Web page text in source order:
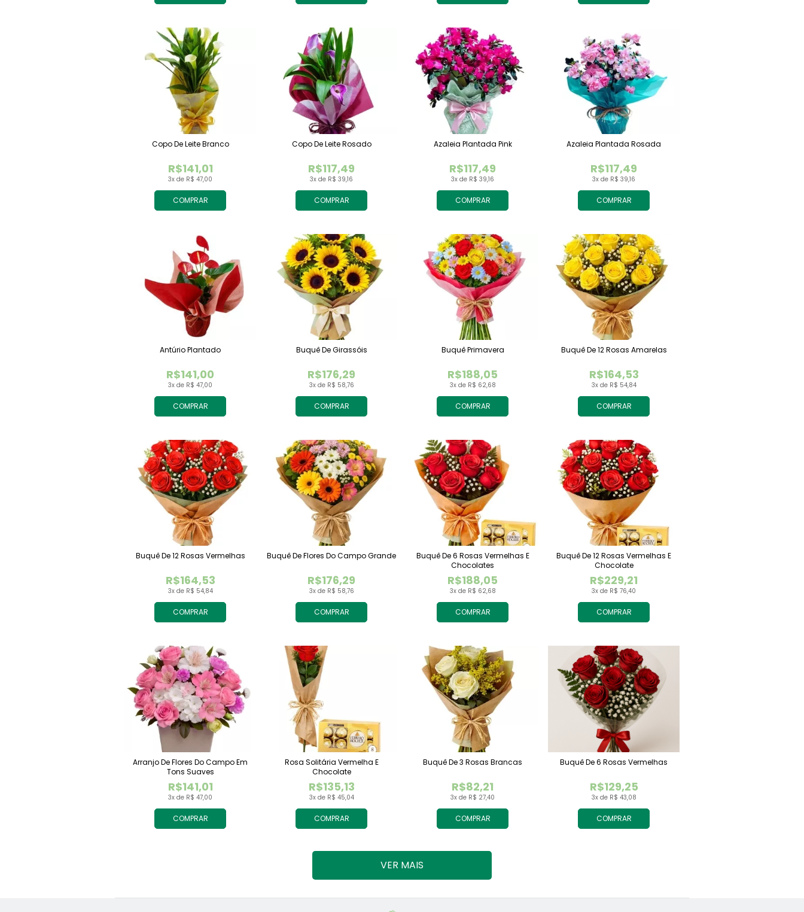
COMPRAR
3x de R$ 47,00
R$141,01
Copo De Leite Branco
COMPRAR
3x de R$ 39,16
R$117,49
Copo De Leite Rosado
COMPRAR
3x de R$ 39,16
R$117,49
Azaleia Plantada Pink
COMPRAR
3x de R$ 39,16
R$117,49
Azaleia Plantada Rosada
COMPRAR
3x de R$ 47,00
R$141,00
Antúrio Plantado
COMPRAR
3x de R$ 58,76
R$176,29
Buquê De Girassóis
COMPRAR
3x de R$ 62,68
R$188,05
Buquê Primavera
COMPRAR
3x de R$ 54,84
R$164,53
Buquê De 12 Rosas Amarelas
COMPRAR
3x de R$ 54,84
R$164,53
Buquê De 12 Rosas Vermelhas
COMPRAR
3x de R$ 58,76
R$176,29
Buquê De Flores Do Campo Grande
COMPRAR
3x de R$ 62,68
R$188,05
Buquê De 6 Rosas Vermelhas E
Chocolates
COMPRAR
3x de R$ 76,40
R$229,21
Buquê De 12 Rosas Vermelhas E
Chocolate
COMPRAR
3x de R$ 47,00
R$141,01
Arranjo De Flores Do Campo Em
Tons Suaves
COMPRAR
3x de R$ 45,04
R$135,13
Rosa Solitária Vermelha E
Chocolate
COMPRAR
3x de R$ 27,40
R$82,21
Buquê De 3 Rosas Brancas
COMPRAR
3x de R$ 43,08
R$129,25
Buquê De 6 Rosas Vermelhas
VER MAIS